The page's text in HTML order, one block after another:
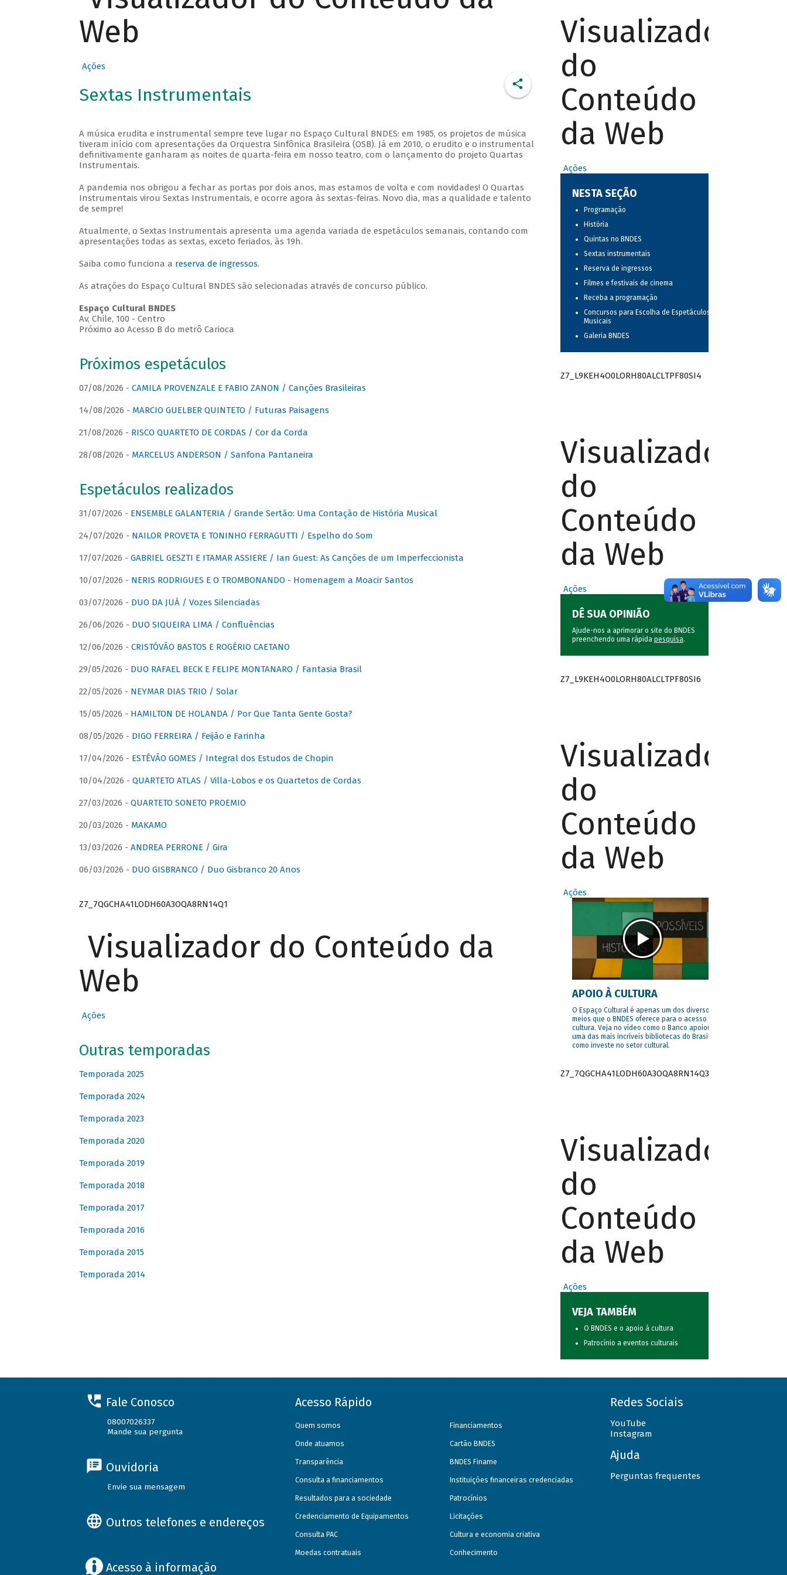
Web
Ações
Sextas Instrumentais
A música erudita e instrumental sempre teve lugar no Espaço Cultural BNDES: em 1985, os projetos de música
tiveram início com apresentações da Orquestra Sinfônica Brasileira (OSB). Já em 2010, o erudito e o instrumental
definitivamente ganharam as noites de quarta-feira em nosso teatro, com o lançamento do projeto Quartas
Instrumentais.
A pandemia nos obrigou a fechar as portas por dois anos, mas estamos de volta e com novidades! O Quartas
Instrumentais virou Sextas Instrumentais, e ocorre agora às sextas-feiras. Novo dia, mas a qualidade e talento
de sempre!
Atualmente, o Sextas Instrumentais apresenta uma agenda variada de espetáculos semanais, contando com
apresentações todas as sextas, exceto feriados, às 19h.
Saiba como funciona a reserva de ingressos.
As atrações do Espaço Cultural BNDES são selecionadas através de concurso público.
Espaço Cultural BNDES
Av, Chile, 100 - Centro
Próximo ao Acesso B do metrô Carioca
Próximos espetáculos
07/08/2026 - CAMILA PROVENZALE E FABIO ZANON / Canções Brasileiras
14/08/2026 - MARCIO GUELBER QUINTETO / Futuras Paisagens
21/08/2026 - RISCO QUARTETO DE CORDAS / Cor da Corda
28/08/2026 - MARCELUS ANDERSON / Sanfona Pantaneira
Espetáculos realizados
31/07/2026 - ENSEMBLE GALANTERIA / Grande Sertão: Uma Contação de História Musical
24/07/2026 - NAILOR PROVETA E TONINHO FERRAGUTTI / Espelho do Som
17/07/2026 - GABRIEL GESZTI E ITAMAR ASSIERE / Ian Guest: As Canções de um Imperfeccionista
10/07/2026 - NERIS RODRIGUES E O TROMBONANDO - Homenagem a Moacir Santos
03/07/2026 - DUO DA JUÁ / Vozes Silenciadas
26/06/2026 - DUO SIQUEIRA LIMA / Confluências
12/06/2026 - CRISTÓVÃO BASTOS E ROGÉRIO CAETANO
29/05/2026 - DUO RAFAEL BECK E FELIPE MONTANARO / Fantasia Brasil
22/05/2026 - NEYMAR DIAS TRIO / Solar
15/05/2026 - HAMILTON DE HOLANDA / Por Que Tanta Gente Gosta?
08/05/2026 - DIGO FERREIRA / Feijão e Farinha
17/04/2026 - ESTÊVÃO GOMES / Integral dos Estudos de Chopin
10/04/2026 - QUARTETO ATLAS / Villa-Lobos e os Quartetos de Cordas
27/03/2026 - QUARTETO SONETO PROEMIO
20/03/2026 - MAKAMO
13/03/2026 - ANDREA PERRONE / Gira
06/03/2026 - DUO GISBRANCO / Duo Gisbranco 20 Anos
Z7_7QGCHA41LODH60A3OQA8RN14Q1
Visualizador do Conteúdo da
Web
Ações
Outras temporadas
Temporada 2025
Temporada 2024
Temporada 2023
Temporada 2020
Temporada 2019
Temporada 2018
Temporada 2017
Temporada 2016
Temporada 2015
Temporada 2014
Visualizador
do
Conteúdo
da Web
Ações
NESTA SEÇÃO
Programação
História
Quintas no BNDES
Sextas instrumentais
Reserva de ingressos
Filmes e festivais de cinema
Receba a programação
Concursos para Escolha de Espetáculos
Musicais
Galeria BNDES
Z7_L9KEH4O0LORH80ALCLTPF80SI4
Visualizador
do
Conteúdo
da Web
Ações
DÊ SUA OPINIÃO
Ajude-nos a aprimorar o site do BNDES
preenchendo uma rápida pesquisa.
Z7_L9KEH4O0LORH80ALCLTPF80SI6
Visualizador
do
Conteúdo
da Web
Ações
APOIO À CULTURA
O Espaço Cultural é apenas um dos diversos
meios que o BNDES oferece para o acesso à
cultura. Veja no vídeo como o Banco apoiou
uma das mais incríveis bibliotecas do Brasil e
como investe no setor cultural.
Z7_7QGCHA41LODH60A3OQA8RN14Q3
Visualizador
do
Conteúdo
da Web
Ações
VEJA TAMBÉM
O BNDES e o apoio à cultura
Patrocínio a eventos culturais
Fale Conosco
08007026337
Mande sua pergunta
Ouvidoria
Envie sua mensagem
Outros telefones e endereços
Acesso à informação
Acesso Rápido
Quem somos
Onde atuamos
Transparência
Consulta a financiamentos
Resultados para a sociedade
Credenciamento de Equipamentos
Consulta PAC
Moedas contratuais
Financiamentos
Cartão BNDES
BNDES Finame
Instituições financeiras credenciadas
Patrocínios
Licitações
Cultura e economia criativa
Conhecimento
Redes Sociais
YouTube
Instagram
Ajuda
Perguntas frequentes